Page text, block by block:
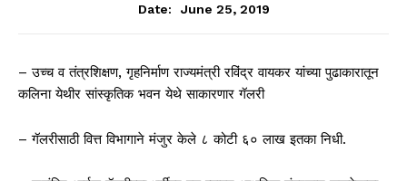
Date:
June 25, 2019
– उच्च व तंत्रशिक्षण, गृहनिर्माण राज्यमंत्री रविंद्र वायकर यांच्या पुढाकारातून
कलिना येथीर सांस्कृतिक भवन येथे साकारणार गॅलरी
– गॅलरीसाठी वित्त विभागाने मंजुर केले ८ कोटी ६० लाख इतका निधी.